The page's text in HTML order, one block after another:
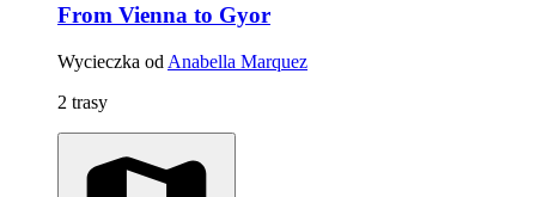
From Vienna to Gyor
Wycieczka od Anabella Marquez
2 trasy